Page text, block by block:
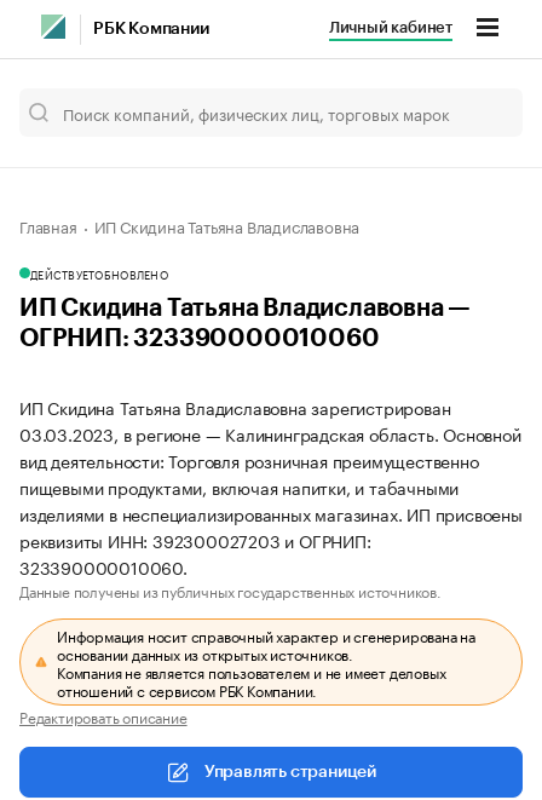
РБК Компании Личный кабинет
Главная ИП Скидина Татьяна Владиславовна
ДЕЙСТВУЕТОБНОВЛЕНО
ИП Скидина Татьяна Владиславовна —
ОГРНИП: 323390000010060
ИП Скидина Татьяна Владиславовна зарегистрирован
03.03.2023, в регионе — Калининградская область. Основной
вид деятельности: Торговля розничная преимущественно
пищевыми продуктами, включая напитки, и табачными
изделиями в неспециализированных магазинах. ИП присвоены
реквизиты ИНН: 392300027203 и ОГРНИП:
323390000010060.
Данные получены из публичных государственных источников.
Информация носит справочный характер и сгенерирована на
основании данных из открытых источников.
Компания не является пользователем и не имеет деловых
отношений с сервисом РБК Компании.
Редактировать описание
Управлять страницей